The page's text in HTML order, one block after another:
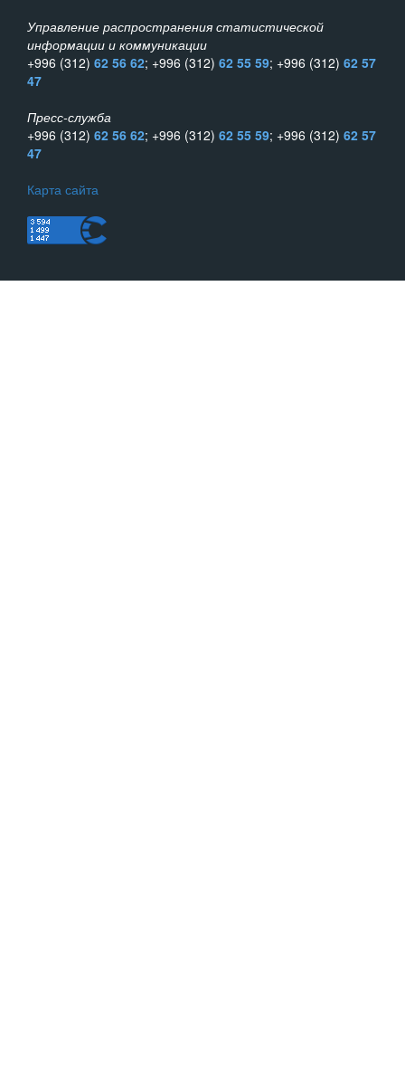
Управление распространения статистической
информации и коммуникации
+996 (312) 62 56 62; +996 (312) 62 55 59; +996 (312) 62 57
47
Пресс-служба
+996 (312) 62 56 62; +996 (312) 62 55 59; +996 (312) 62 57
47
Карта сайта